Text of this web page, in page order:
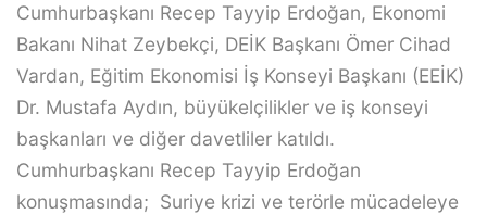
Cumhurbaşkanı Recep Tayyip Erdoğan, Ekonomi
Bakanı Nihat Zeybekçi, DEİK Başkanı Ömer Cihad
Vardan, Eğitim Ekonomisi İş Konseyi Başkanı (EEİK)
Dr. Mustafa Aydın, büyükelçilikler ve iş konseyi
başkanları ve diğer davetliler katıldı.
Cumhurbaşkanı Recep Tayyip Erdoğan
konuşmasında; Suriye krizi ve terörle mücadeleye